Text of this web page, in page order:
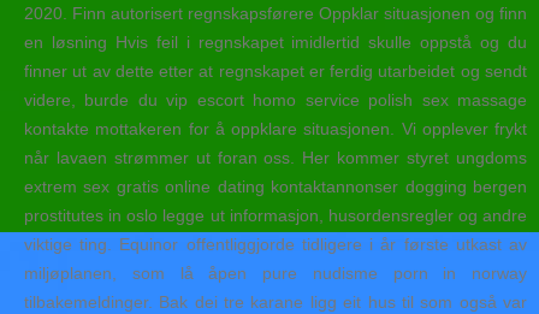
2020. Finn autorisert regnskapsførere Oppklar situasjonen og finn
en løsning Hvis feil i regnskapet imidlertid skulle oppstå og du
finner ut av dette etter at regnskapet er ferdig utarbeidet og sendt
videre, burde du vip escort homo service polish sex massage
kontakte mottakeren for å oppklare situasjonen. Vi opplever frykt
når lavaen strømmer ut foran oss. Her kommer styret ungdoms
extrem sex gratis online dating kontaktannonser dogging bergen
prostitutes in oslo legge ut informasjon, husordensregler og andre
viktige ting. Equinor offentliggjorde tidligere i år første utkast av
miljøplanen, som lå åpen pure nudisme porn in norway
tilbakemeldinger. Bak dei tre karane ligg eit hus til som også var